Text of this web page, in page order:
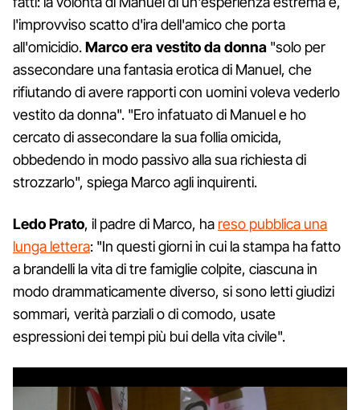
l'improvviso scatto d'ira dell'amico che porta
all'omicidio.Marco era vestito da donna "solo per
assecondare una fantasia erotica di Manuel, che
rifiutando di avere rapporti con uomini voleva vederlo
vestito da donna". "Ero infatuato di Manuel e ho
cercato di assecondare la sua follia omicida,
obbedendo in modo passivo alla sua richiesta di
strozzarlo", spiega Marco agli inquirenti.
Ledo Prato, il padre di Marco, ha reso pubblica una
lunga lettera: "In questi giorni in cui la stampa ha fatto
a brandelli la vita di tre famiglie colpite, ciascuna in
modo drammaticamente diverso, si sono letti giudizi
sommari, verità parziali o di comodo, usate
espressioni dei tempi più bui della vita civile".